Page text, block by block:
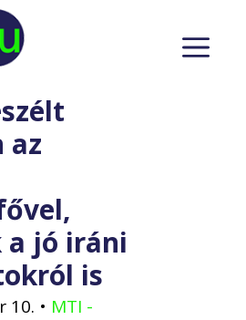
az
a jó iráni
is
10. • MTI -